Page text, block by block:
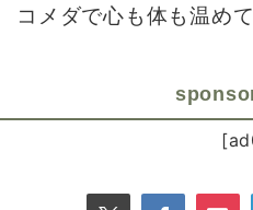
コメダで心も体も温め